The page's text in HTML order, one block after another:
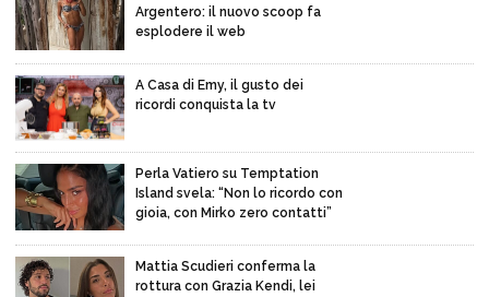
Argentero: il nuovo scoop fa
esplodere il web
A Casa di Emy, il gusto dei
ricordi conquista la tv
Perla Vatiero su Temptation
Island svela: “Non lo ricordo con
gioia, con Mirko zero contatti”
Mattia Scudieri conferma la
rottura con Grazia Kendi, lei